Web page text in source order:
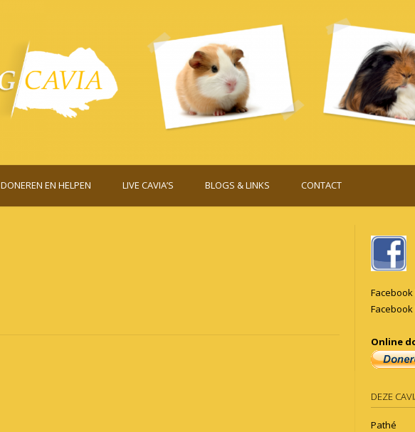
DONEREN EN HELPEN LIVE CAVIA’S BLOGS & LINKS CONTACT
Online
DEZE
Pathé